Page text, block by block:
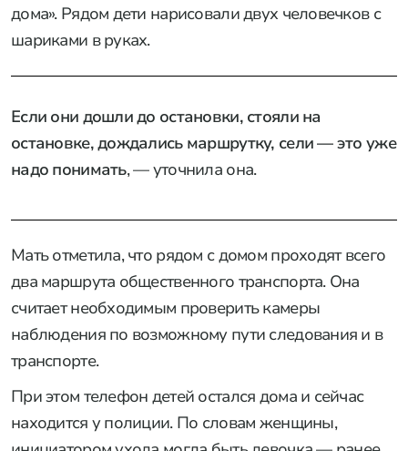
дома». Рядом дети нарисовали двух человечков с
шариками в руках.
Если они дошли до остановки, стояли на
остановке, дождались маршрутку, сели — это уже
надо понимать, — уточнила она.
Мать отметила, что рядом с домом проходят всего
два маршрута общественного транспорта. Она
считает необходимым проверить камеры
наблюдения по возможному пути следования и в
транспорте.
При этом телефон детей остался дома и сейчас
находится у полиции. По словам женщины,